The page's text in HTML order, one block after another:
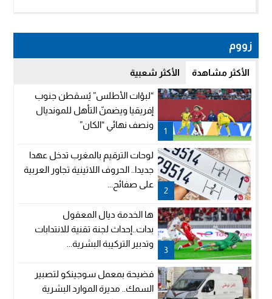
زووم
الأكثر مشاهدة الأكثر شعبية
1
“لبؤات الأطلس” يُسقطن جنوب
إفريقيا ويضمنّ التأهل للمونديال
ونصف نهائي “الكان”
2
لوحات الترقيم بالمغرب تدخل عهدا
جديدا.. الحروف اللاتينية تجاور العربية
على صفائح...
3
ها الخدمة ديال المعقول
بدات..إحداث لجنة تقنية للانتدابات
وتدبير التركيبة البشرية...
فضيحة بمعمل سوجينكو لتصبير
السمك.. مديرة الموارد البشرية